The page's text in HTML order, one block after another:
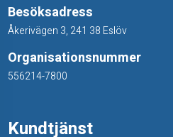
Besöksadress
Åkerivägen 3, 241 38 Eslöv
Organisationsnummer
556214-7800
Kundtjänst